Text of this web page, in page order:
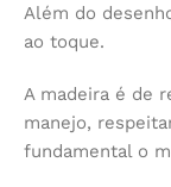
Além do
ao toque.
A madeira é de
manejo,
fundamental o